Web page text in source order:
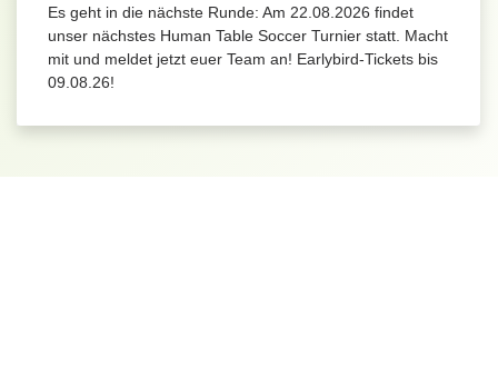
Es geht in die nächste Runde: Am 22.08.2026 findet
unser nächstes Human Table Soccer Turnier statt. Macht
mit und meldet jetzt euer Team an! Earlybird-Tickets bis
09.08.26!